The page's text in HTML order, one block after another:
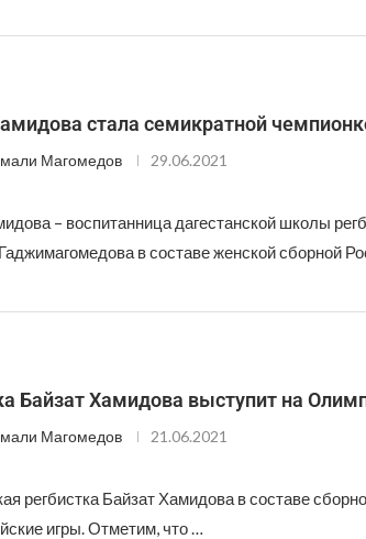
стала семикратной
Магомедов 29.06.2021
– воспитанница дагестанской школы
в составе женской сборной
Байзат Хамидова выступит на
Магомедов 21.06.2021
регбистка Байзат Хамидова в составе
игры. Отметим, что …